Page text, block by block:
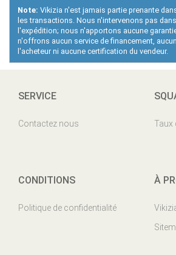
Note: Vikizia n'est jamais partie prenante
les transactions. Nous n'intervenons pas
l'expédition; nous n'apportons aucune
n'offrons aucun service de financement,
l'acheteur ni aucune certification du vendeur.
SERVICE
Contactez nous Taux
CONDITIONS
Politique de confidentialité
À